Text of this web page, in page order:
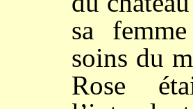
sa
soins du
Rose